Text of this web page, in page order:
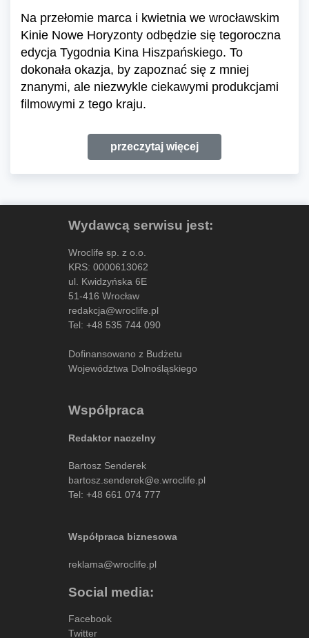
Na przełomie marca i kwietnia we wrocławskim
Kinie Nowe Horyzonty odbędzie się tegoroczna
edycja Tygodnia Kina Hiszpańskiego. To
dokonała okazja, by zapoznać się z mniej
znanymi, ale niezwykle ciekawymi produkcjami
filmowymi z tego kraju.
przeczytaj więcej
Wydawcą serwisu jest:
Wroclife sp. z o.o.
KRS: 0000613062
ul. Kwidzyńska 6E
51-416 Wrocław
redakcja@wroclife.pl
Tel: +48 535 744 090
Dofinansowano z Budżetu
Województwa Dolnośląskiego
Współpraca
Redaktor naczelny
Bartosz Senderek
bartosz.senderek@e.wroclife.pl
Tel: +48 661 074 777
Współpraca biznesowa
reklama@wroclife.pl
Social media:
Facebook
Twitter